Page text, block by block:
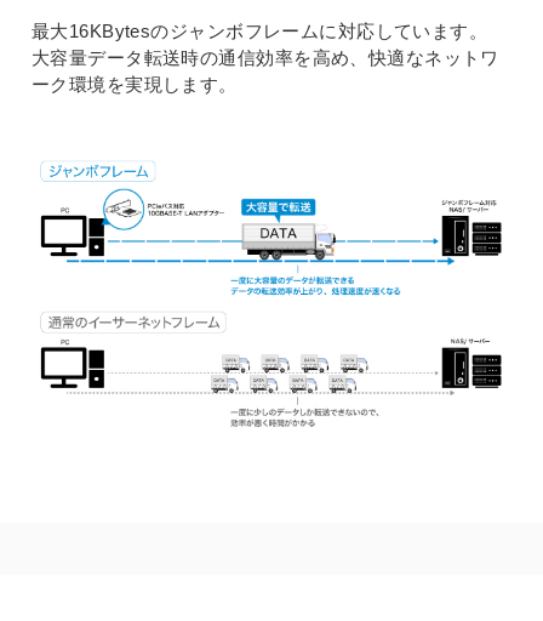
最大16KBytesのジャンボフレームに対応しています。
大容量データ転送時の通信効率を高め、快適なネットワ
ーク環境を実現します。